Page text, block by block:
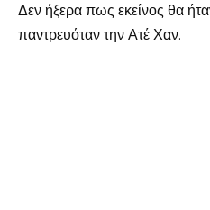
Δεν ήξερα πως εκείνος θα
παντρευόταν την Ατέ Χαν.